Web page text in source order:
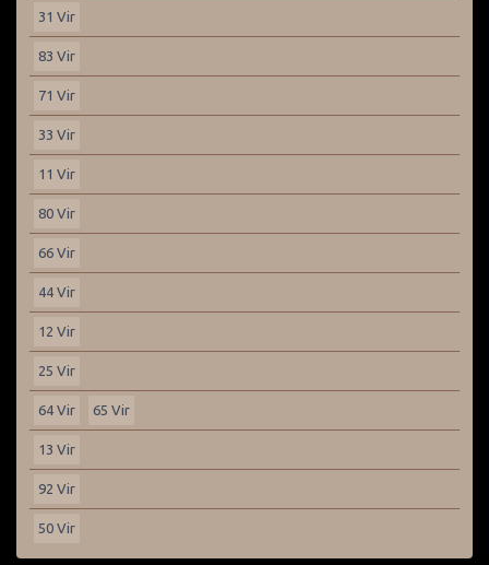
31 Vir
83 Vir
71 Vir
33 Vir
11 Vir
80 Vir
66 Vir
44 Vir
12 Vir
25 Vir
64 Vir 65 Vir
13 Vir
92 Vir
50 Vir